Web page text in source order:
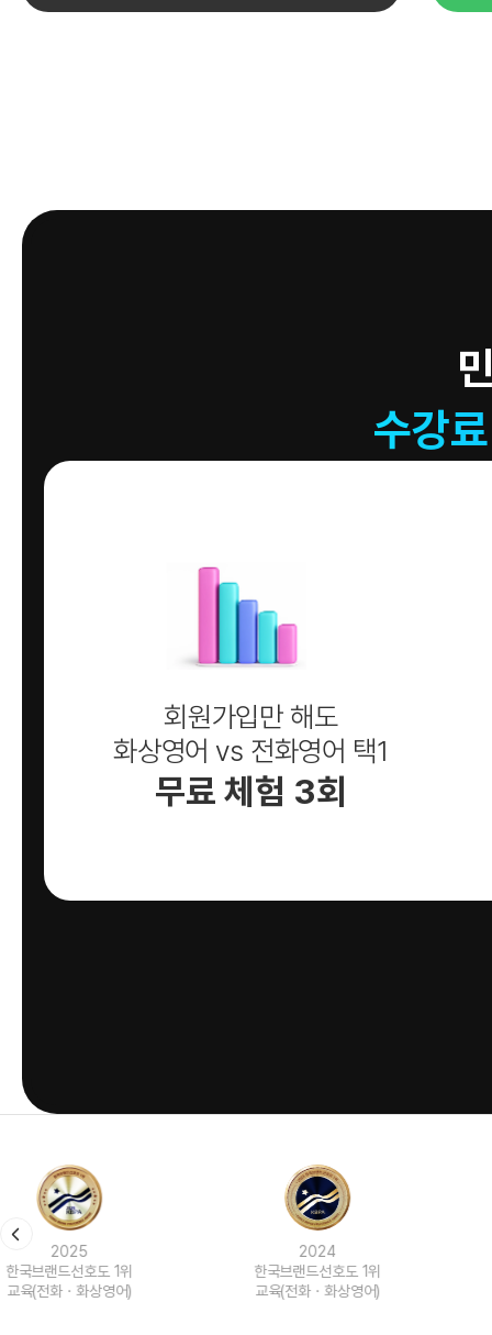
수강
회원가입만 해도
화상영어 vs 전화영어 택1
무료 체험 3회
한국브랜드선호도 1위
교육(전화ㆍ화상영어)
한국브랜드선호도 1위
교육(전화ㆍ화상영어)